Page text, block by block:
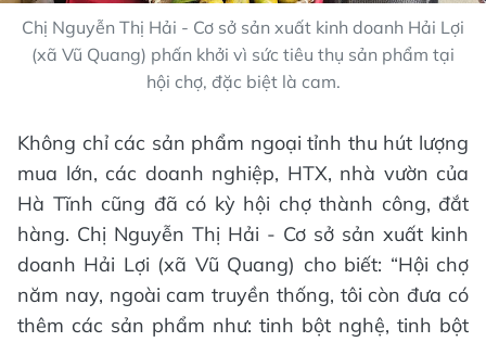
Chị Nguyễn Thị Hải - Cơ sở sản xuất kinh doanh Hải Lợi
(xã Vũ Quang) phấn khởi vì sức tiêu thụ sản phẩm tại
hội chợ, đặc biệt là cam.
Không chỉ các sản phẩm ngoại tỉnh thu hút lượng
mua lớn, các doanh nghiệp, HTX, nhà vườn của
Hà Tĩnh cũng đã có kỳ hội chợ thành công, đắt
hàng. Chị Nguyễn Thị Hải - Cơ sở sản xuất kinh
doanh Hải Lợi (xã Vũ Quang) cho biết: “Hội chợ
năm nay, ngoài cam truyền thống, tôi còn đưa có
thêm các sản phẩm như: tinh bột nghệ, tinh bột